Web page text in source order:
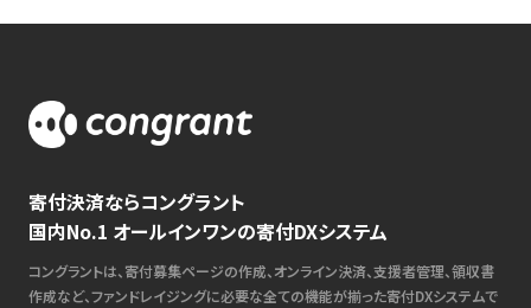
寄付決済ならコングラント
国内No.1 オールインワンの寄付DXシステム
コングラントは、寄付募集ページの作成、オンライン決済、支援者管理、領収書
作成など、ファンドレイジングに必要な全ての機能が揃った寄付DXシステムで